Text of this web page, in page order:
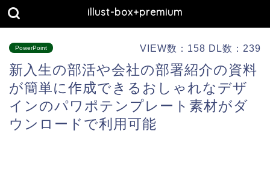
illust-box+premium
PowerPoint VIEW数：158 DL数：239
新入生の部活や会社の部署紹介の資料
が簡単に作成できるおしゃれなデザ
インのパワポテンプレート素材がダ
ウンロードで利用可能